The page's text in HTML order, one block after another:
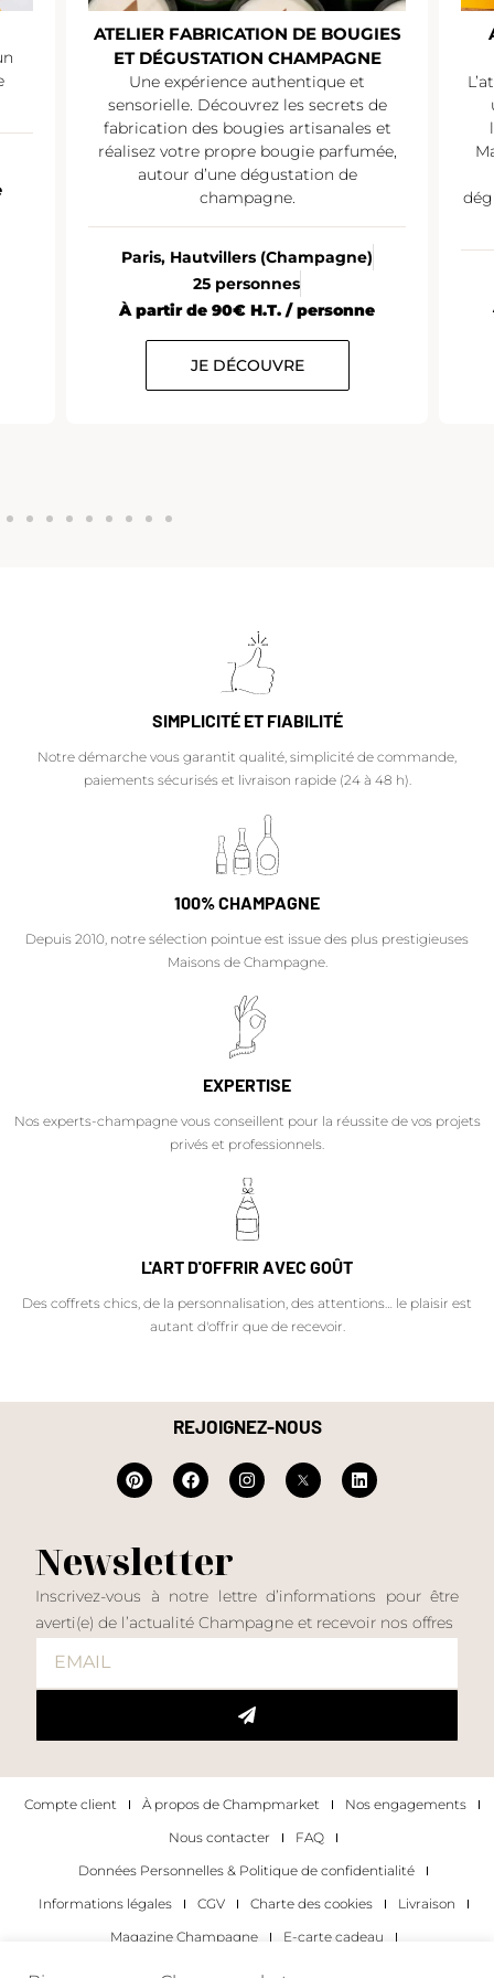
ATELIER FABRICATION DE BOUGIES
ET DÉGUSTATION CHAMPAGNE
Une expérience authentique et
sensorielle. Découvrez les secrets de
fabrication des bougies artisanales et
réalisez votre propre bougie parfumée,
autour d’une dégustation de
champagne.
Paris, Hautvillers (Champagne)
25 personnes
À partir de 90€ H.T. / personne
JE DÉCOUVRE
SIMPLICITÉ ET FIABILITÉ
Notre démarche vous garantit qualité, simplicité de commande,
paiements sécurisés et livraison rapide (24 à 48 h).
100% CHAMPAGNE
Depuis 2010, notre sélection pointue est issue des plus prestigieuses
Maisons de Champagne.
EXPERTISE
Nos experts-champagne vous conseillent pour la réussite de vos projets
privés et professionnels.
L'ART D'OFFRIR AVEC GOÛT
Des coffrets chics, de la personnalisation, des attentions… le plaisir est
autant d'offrir que de recevoir.
REJOIGNEZ-NOUS
Newsletter
Inscrivez-vous à notre lettre d’informations pour être
averti(e) de l’actualité Champagne et recevoir nos offres
Compte client À propos de Champmarket
Nos engagements
Nous contacter
FAQ
Données Personnelles & Politique de confidentialité
Informations légales
CGV Charte des cookies
Livraison
Magazine Champagne
E-carte cadeau